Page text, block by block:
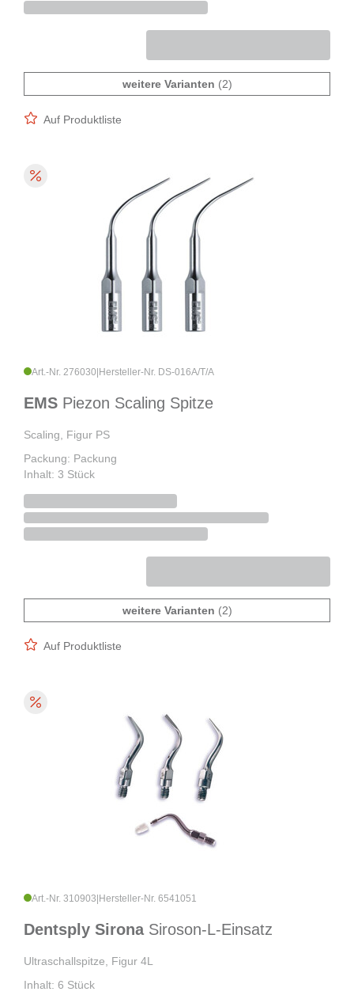
weitere Varianten (2)
Auf Produktliste
Art.-Nr. 276030 Hersteller-Nr. DS-016A/T/A
EMS Piezon Scaling Spitze
Scaling, Figur PS
Packung: Packung
Inhalt: 3 Stück
weitere Varianten (2)
Auf Produktliste
Art.-Nr. 310903 Hersteller-Nr. 6541051
Dentsply Sirona Siroson-L-Einsatz
Ultraschallspitze, Figur 4L
Inhalt: 6 Stück